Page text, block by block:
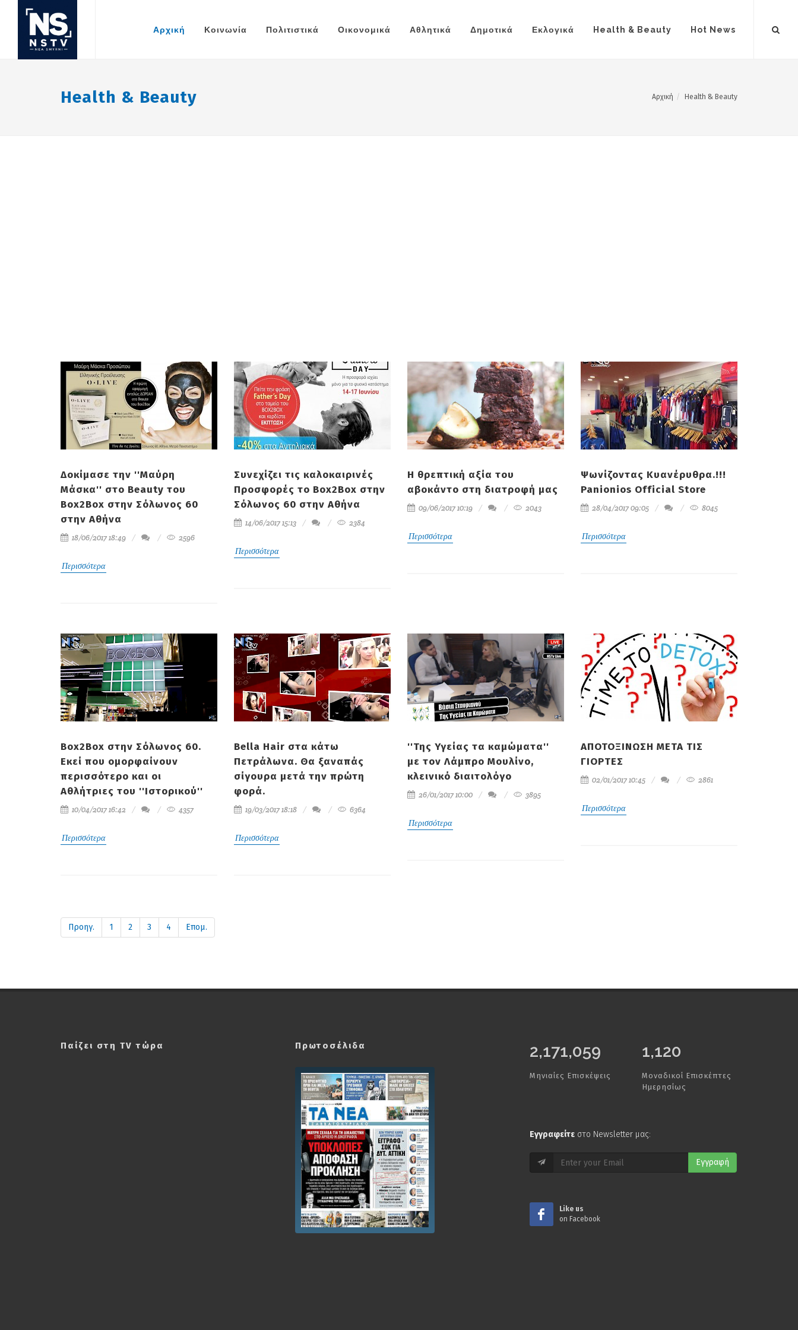
Αρχική Κοινωνία Πολιτιστικά Οικονομικά Αθλητικά Δημοτικά Εκλογικά Health & Beauty Hot News
Health & Beauty Αρχική Health & Beauty
Δοκίμασε την ''Μαύρη
Μάσκα'' στο Beauty του
Box2Box στην Σόλωνος 60
στην Αθήνα
18/06/2017 18:49 2596
Περισσότερα
Συνεχίζει τις καλοκαιρινές
Προσφορές το Box2Box στην
Σόλωνος 60 στην Αθήνα
14/06/2017 15:13 2384
Περισσότερα
Η θρεπτική αξία του
αβοκάντο στη διατροφή μας
09/06/2017 10:19 2043
Περισσότερα
Ψωνίζοντας Κυανέρυθρα.!!!
Panionios Official Store
28/04/2017 09:05 8045
Περισσότερα
Box2Box στην Σόλωνος 60.
Εκεί που ομορφαίνουν
περισσότερο και οι
Αθλήτριες του ''Ιστορικού''
10/04/2017 16:42 4357
Περισσότερα
Bella Hair στα κάτω
Πετράλωνα. Θα ξαναπάς
σίγουρα μετά την πρώτη
φορά.
19/03/2017 18:18 6364
Περισσότερα
''Της Υγείας τα καμώματα''
με τον Λάμπρο Μουλίνο,
κλεινικό διαιτολόγο
26/01/2017 10:00 3895
Περισσότερα
ΑΠΟΤΟΞΙΝΩΣΗ ΜΕΤΑ ΤΙΣ
ΓΙΟΡΤΕΣ
02/01/2017 10:45 2861
Περισσότερα
Προηγ. 1 2 3 4 Επομ.
Παίζει στη TV τώρα Πρωτοσέλιδα 2,500,000
Μηνιαίες Επισκέψεις
1,120
Μοναδικοί Επισκέπτες
Ημερησίως
Εγγραφείτεστο Newsletter μας:
Εγγραφή
Like us
on Facebook